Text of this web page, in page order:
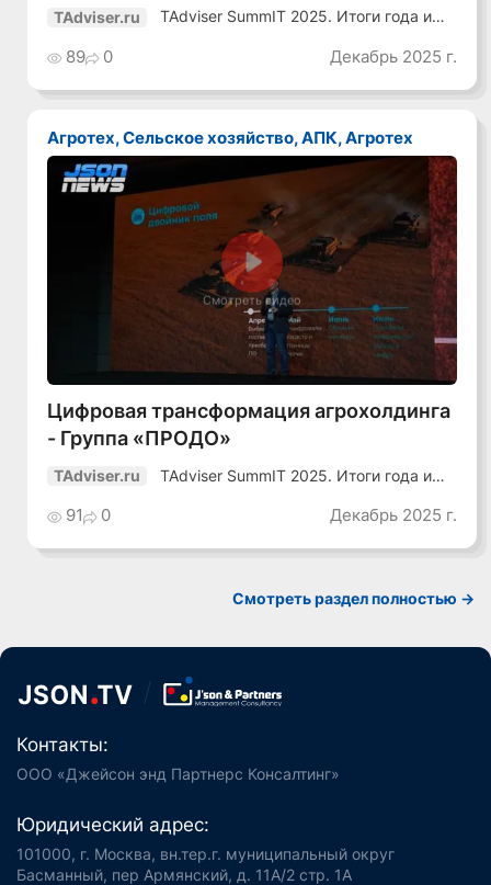
TAdviser.ru
TAdviser SummIT 2025. Итоги года и
89 0 Декабрь 2025 г.
Агротех, Сельское хозяйство, АПК, Агротех
Смотреть видео
Цифровая трансформация агрохолдинга
- Группа «ПРОДО»
TAdviser.ru
TAdviser SummIT 2025. Итоги года и
91 0 Декабрь 2025 г.
Смотреть раздел полностью ->
Контакты:
ООО «Джейсон энд Партнерс Консалтинг»
Юридический адрес:
101000, г. Москва, вн.тер.г. муниципальный округ
Басманный, пер Армянский, д. 11А/2 стр. 1А